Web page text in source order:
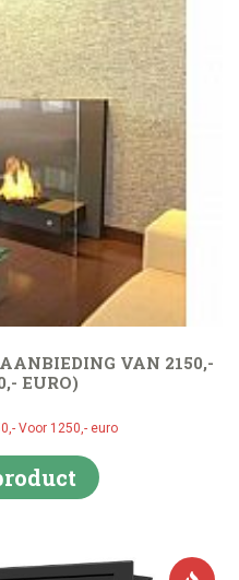
VAN 2150,-
EURO)
Voor 1250,- euro